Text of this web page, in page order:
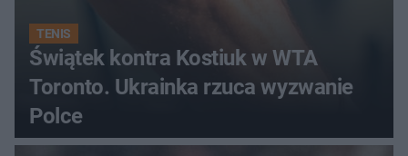
TENIS
Świątek kontra Kostiuk w WTA
Toronto. Ukrainka rzuca wyzwanie
Polce